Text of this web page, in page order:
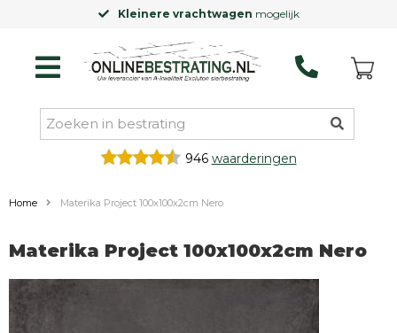
Kleinere vrachtwagen mogelijk
946 waarderingen
Home Materika Project 100x100x2cm Nero
Materika Project 100x100x2cm Nero